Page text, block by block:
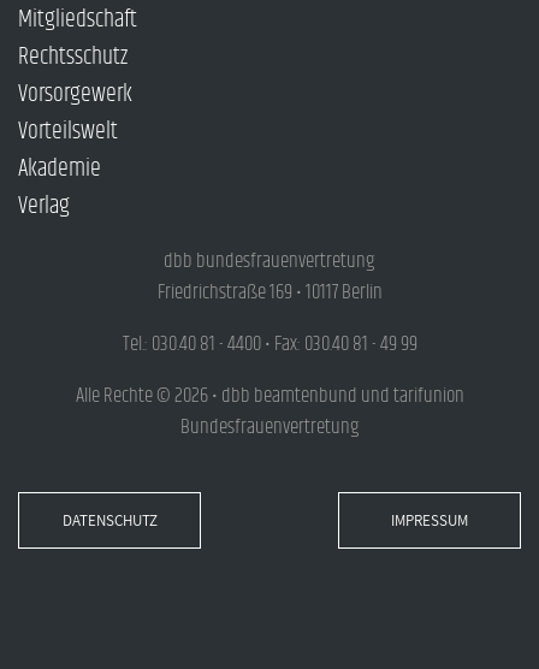
Mitgliedschaft
Rechtsschutz
Vorsorgewerk
Vorteilswelt
Akademie
Verlag
dbb bundesfrauenvertretung
Friedrichstraße 169 • 10117 Berlin
Tel.: 030.40 81 - 4400 • Fax: 030.40 81 - 49 99
Alle Rechte © 2026 • dbb beamtenbund und tarifunion
Bundesfrauenvertretung
DATENSCHUTZ IMPRESSUM